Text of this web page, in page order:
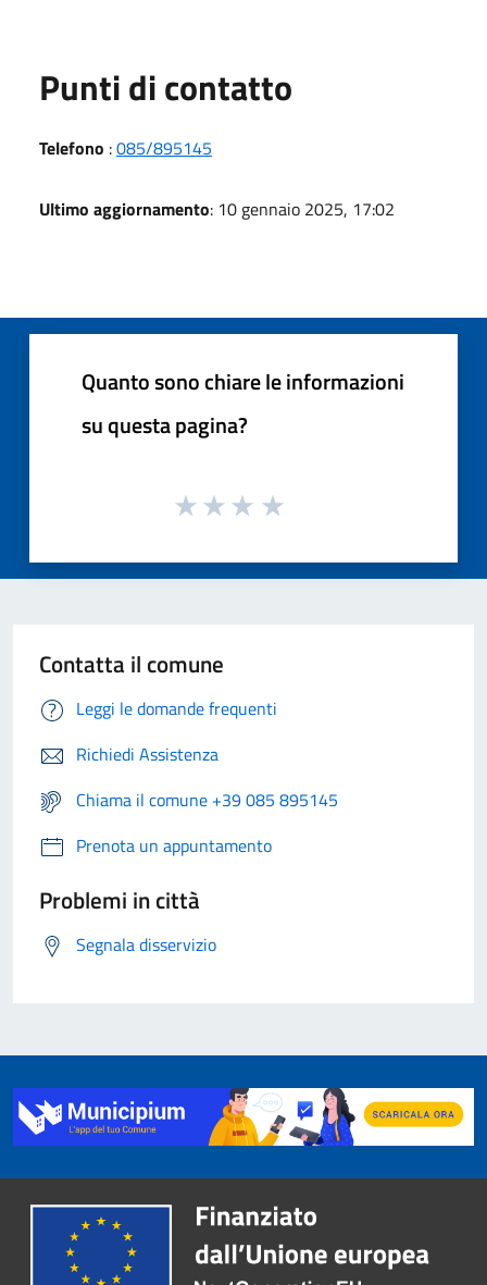
Punti di contatto
Telefono :085/895145
Ultimo aggiornamento: 10 gennaio 2025, 17:02
Quanto sono chiare le informazioni
su questa pagina?
Contatta il comune
Leggi le domande frequenti
Richiedi Assistenza
Chiama il comune +39 085 895145
Prenota un appuntamento
Problemi in città
Segnala disservizio